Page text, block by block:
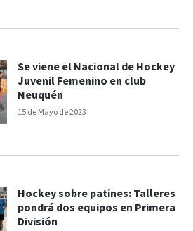
15 de Mayo de 2023
Se viene el Nacional de Hockey
Juvenil Femenino en club
Neuquén
Hockey sobre patines: Talleres
pondrá dos equipos en Primera
División